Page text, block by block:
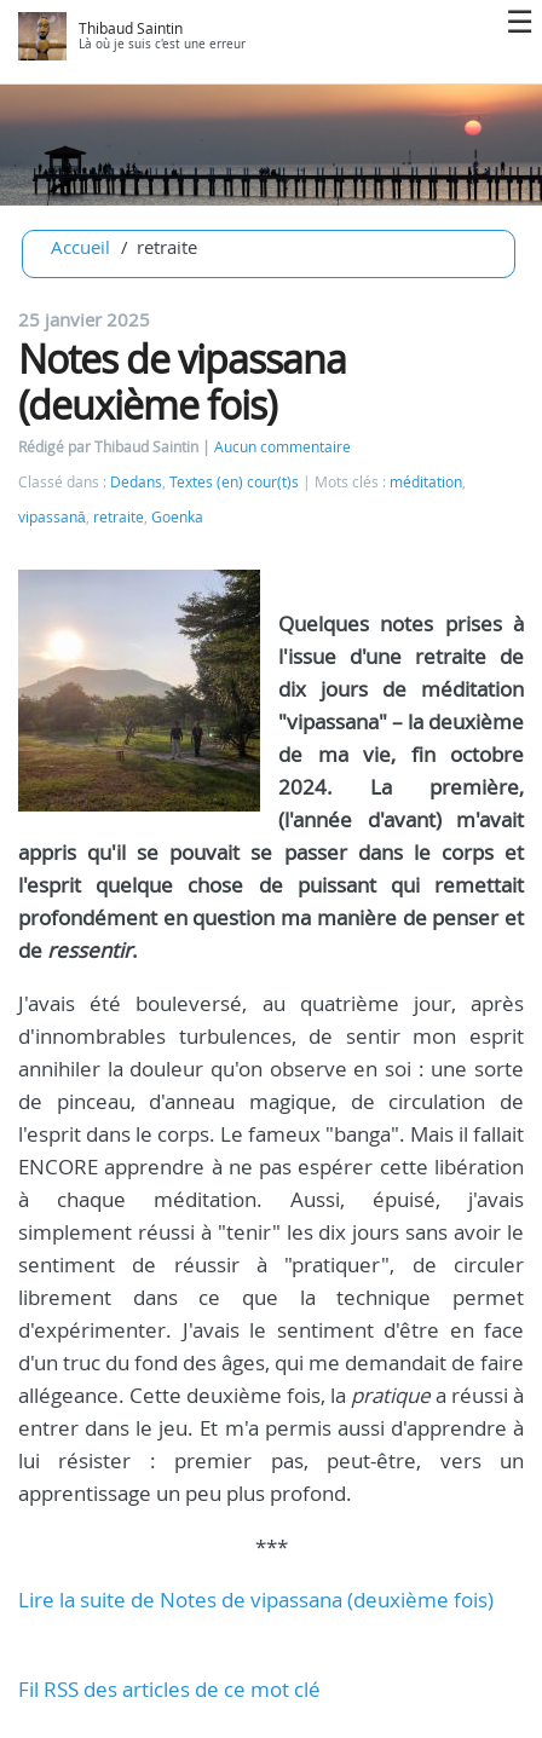
Thibaud Saintin
Là où je suis c'est une erreur
Accueil retraite
25 janvier 2025
Notes de vipassana
(deuxième fois)
Rédigé par Thibaud Saintin
Aucun commentaire
Classé dans : Dedans, Textes (en) cour(t)s Mots clés : méditation,
vipassanā, retraite, Goenka
Quelques notes prises à
l'issue d'une retraite de
dix jours de méditation
"vipassana" – la deuxième
de ma vie, fin octobre
2024. La première,
(l'année d'avant) m'avait
appris qu'il se pouvait se passer dans le corps et
l'esprit quelque chose de puissant qui remettait
profondément en question ma manière de penser et
de ressentir.
J'avais été bouleversé, au quatrième jour, après
d'innombrables turbulences, de sentir mon esprit
annihiler la douleur qu'on observe en soi : une sorte
de pinceau, d'anneau magique, de circulation de
l'esprit dans le corps. Le fameux "banga". Mais il fallait
ENCORE apprendre à ne pas espérer cette libération
à chaque méditation. Aussi, épuisé, j'avais
simplement réussi à "tenir" les dix jours sans avoir le
sentiment de réussir à "pratiquer", de circuler
librement dans ce que la technique permet
d'expérimenter. J'avais le sentiment d'être en face
d'un truc du fond des âges, qui me demandait de faire
allégeance. Cette deuxième fois, la pratiquea réussi à
entrer dans le jeu. Et m'a permis aussi d'apprendre à
lui résister : premier pas, peut-être, vers un
apprentissage un peu plus profond.
***
Lire la suite de Notes de vipassana (deuxième fois)
Fil RSS des articles de ce mot clé